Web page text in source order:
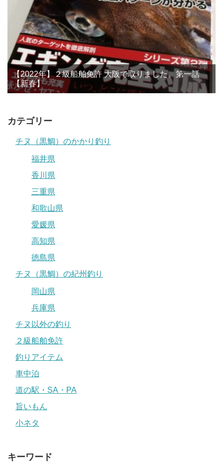
【2022年】２級船舶免許 大阪で取りました。第一話
【新春】
カテゴリー
チヌ（黒鯛）のかかり釣り
福井県
香川県
三重県
和歌山県
愛媛県
高知県
徳島県
チヌ（黒鯛）の紀州釣り
岡山県
兵庫県
チヌ以外の釣り
２級船舶免許
釣りアイテム
車中泊
道の駅・SA・PA
旨いもん
小ネタ
キーワード